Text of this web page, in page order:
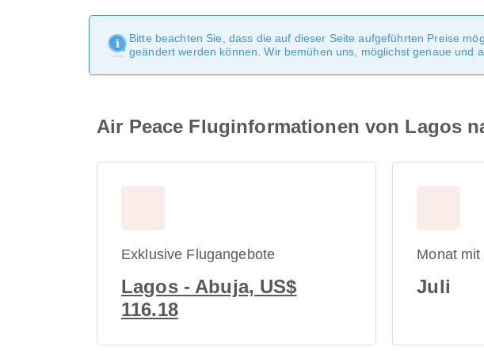
Bitte beachten Sie, dass die auf dieser Seite aufgeführten Preise
geändert werden können. Wir bemühen uns, möglichst genaue und
Air Peace Fluginformationen von Lagos
Exklusive Flugangebote
Lagos - Abuja, US$
116.18
Monat
Juli